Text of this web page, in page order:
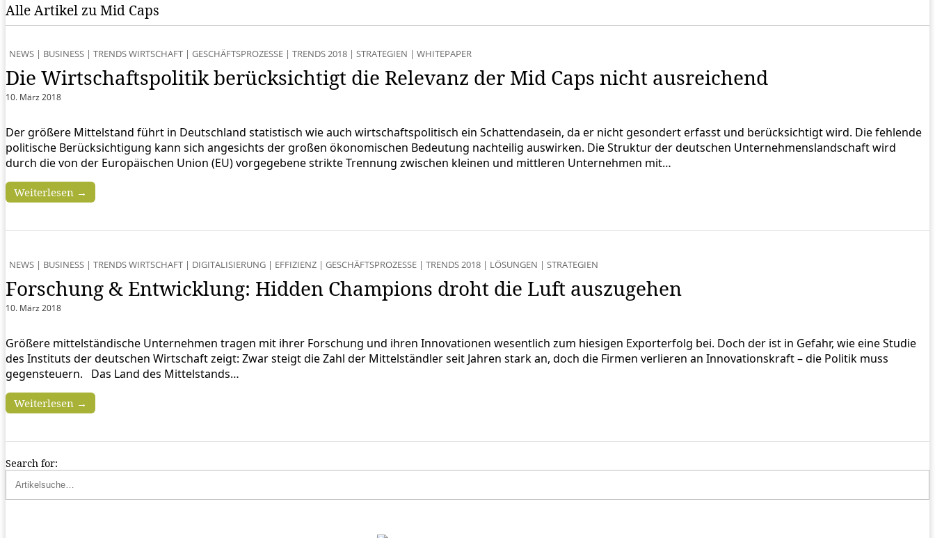
Alle Artikel zu Mid Caps
NEWS | BUSINESS | TRENDS WIRTSCHAFT | GESCHÄFTSPROZESSE | TRENDS 2018 | STRATEGIEN | WHITEPAPER
Die Wirtschaftspolitik berücksichtigt die Relevanz der Mid Caps nicht ausreichend
10. März 2018
Der größere Mittelstand führt in Deutschland statistisch wie auch wirtschaftspolitisch ein Schattendasein, da er nicht gesondert erfasst und berücksichtigt wird. Die fehlende
politische Berücksichtigung kann sich angesichts der großen ökonomischen Bedeutung nachteilig auswirken. Die Struktur der deutschen Unternehmenslandschaft wird
durch die von der Europäischen Union (EU) vorgegebene strikte Trennung zwischen kleinen und mittleren Unternehmen mit…
Weiterlesen →
NEWS | BUSINESS | TRENDS WIRTSCHAFT | DIGITALISIERUNG | EFFIZIENZ | GESCHÄFTSPROZESSE | TRENDS 2018 | LÖSUNGEN | STRATEGIEN
Forschung & Entwicklung: Hidden Champions droht die Luft auszugehen
10. März 2018
Größere mittelständische Unternehmen tragen mit ihrer Forschung und ihren Innovationen wesentlich zum hiesigen Exporterfolg bei. Doch der ist in Gefahr, wie eine Studie
des Instituts der deutschen Wirtschaft zeigt: Zwar steigt die Zahl der Mittelständler seit Jahren stark an, doch die Firmen verlieren an Innovationskraft – die Politik muss
gegensteuern. Das Land des Mittelstands…
Weiterlesen →
Search for: